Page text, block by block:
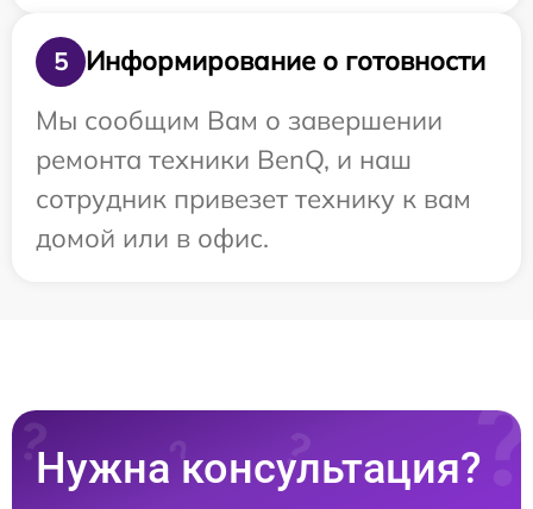
5
Информирование о готовности
Мы сообщим Вам о завершении
ремонта техники BenQ, и наш
сотрудник привезет технику к вам
домой или в офис.
Нужна консультация?